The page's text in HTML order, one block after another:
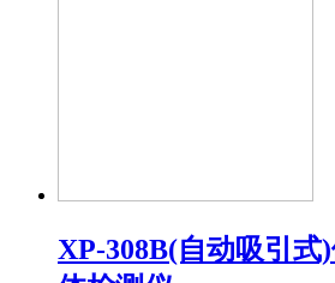
XP-308B(自动吸引式